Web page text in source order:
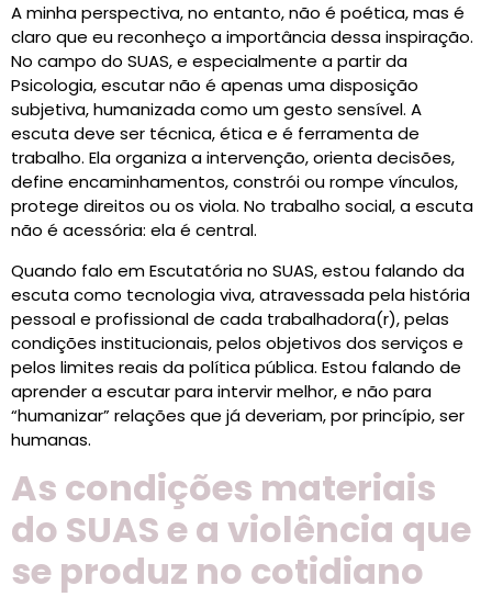
A minha perspectiva, no entanto, não é poética, mas é
claro que eu reconheço a importância dessa inspiração.
No campo do SUAS, e especialmente a partir da
Psicologia, escutar não é apenas uma disposição
subjetiva, humanizada como um gesto sensível. A
escuta deve ser técnica, ética e é ferramenta de
trabalho. Ela organiza a intervenção, orienta decisões,
define encaminhamentos, constrói ou rompe vínculos,
protege direitos ou os viola. No trabalho social, a escuta
não é acessória: ela é central.
Quando falo em Escutatória no SUAS, estou falando da
escuta como tecnologia viva, atravessada pela história
pessoal e profissional de cada trabalhadora(r), pelas
condições institucionais, pelos objetivos dos serviços e
pelos limites reais da política pública. Estou falando de
aprender a escutar para intervir melhor, e não para
“humanizar” relações que já deveriam, por princípio, ser
humanas.
As condições materiais
do SUAS e a violência que
se produz no cotidiano